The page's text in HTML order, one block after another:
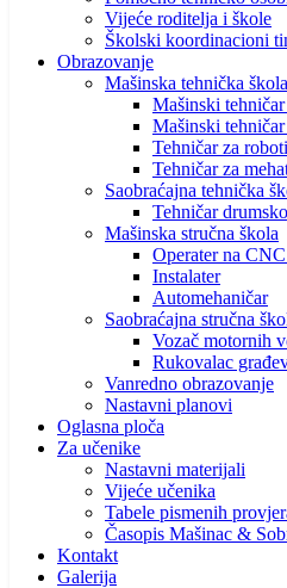
Vijeće roditelja i škole
Školski koordinacioni
Obrazovanje
Mašinska tehnička škola
Mašinski
Mašinski
Tehničar za
Tehničar za
Saobraćajna tehnička
Tehničar
Mašinska stručna škola
Operater na
Instalater
Automehaničar
Saobraćajna stručna
Vozač motornih
Rukovalac
Vanredno obrazovanje
Nastavni planovi
Oglasna ploča
Za učenike
Nastavni materijali
Vijeće učenika
Tabele pismenih
Časopis Mašinac &
Kontakt
Galerija